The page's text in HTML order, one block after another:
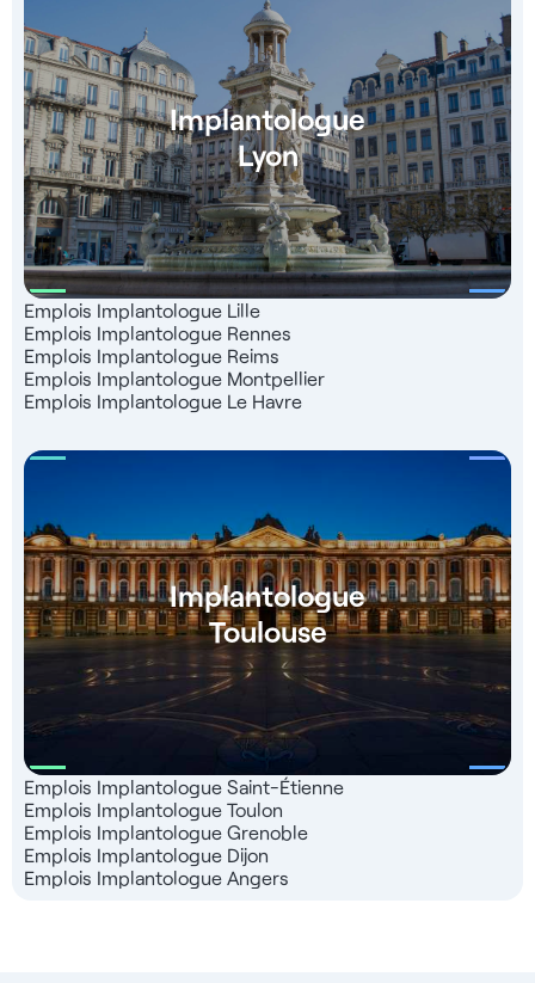
Implantologue
Lyon
Emplois Implantologue Lille
Emplois Implantologue Rennes
Emplois Implantologue Reims
Emplois Implantologue Montpellier
Emplois Implantologue Le Havre
Implantologue
Toulouse
Emplois Implantologue Saint-Étienne
Emplois Implantologue Toulon
Emplois Implantologue Grenoble
Emplois Implantologue Dijon
Emplois Implantologue Angers